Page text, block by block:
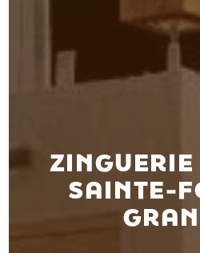
ZINGUERIE
SAINTE-